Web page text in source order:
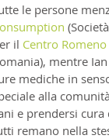
le persone
il Centro
mentre
mediche in
alla
e prendersi
remano nella